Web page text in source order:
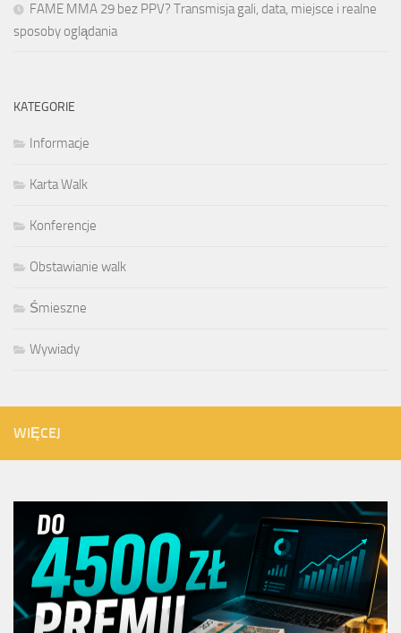
FAME MMA 29 bez PPV? Transmisja gali, data, miejsce i realne
sposoby oglądania
KATEGORIE
Informacje
Karta Walk
Konferencje
Obstawianie walk
Śmieszne
Wywiady
WIĘCEJ